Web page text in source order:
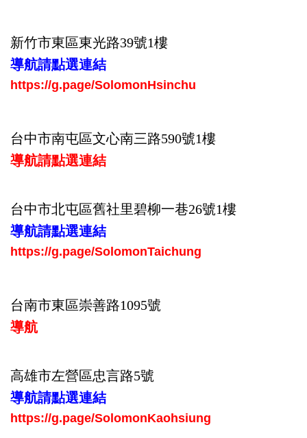
新竹市東區東光路39號1樓
導航請點選連結
https://g.page/SolomonHsinchu
台中市南屯區文心南三路590號1樓
導航請點選連結
台中市北屯區舊社里碧柳一巷26號1樓
導航請點選連結
https://g.page/SolomonTaichung
台南市東區崇善路1095號
導航
高雄市左營區忠言路5號
導航請點選連結
https://g.page/SolomonKaohsiung